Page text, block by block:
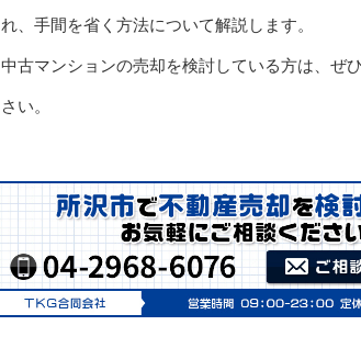
れ、手間を省く方法について解説します。
中古マンションの売却を検討している方は、ぜ
さい。